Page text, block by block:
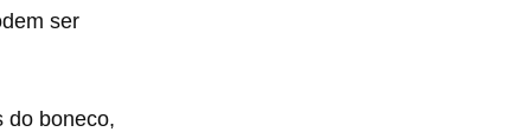
ser
do boneco,